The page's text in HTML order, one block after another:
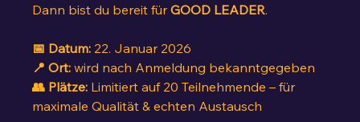
Dann bist du bereit für GOOD LEADER.
📅 Datum: 22. Januar 2026
📍 Ort: wird nach Anmeldung bekanntgegeben
👥 Plätze: Limitiert auf 20 Teilnehmende – für
maximale Qualität & echten Austausch